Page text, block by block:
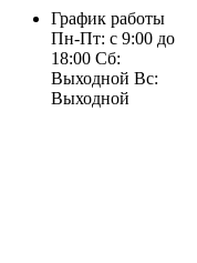
График работы
Пн-Пт: с 9:00 до
18:00 Сб:
Выходной Вс:
Выходной